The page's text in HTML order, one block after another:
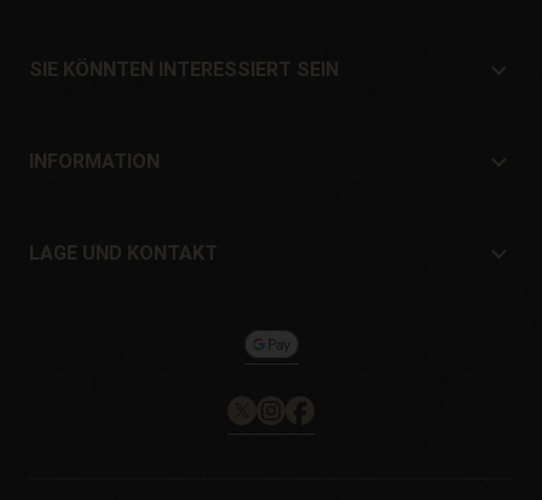
Lage und Kontakt
SIE KÖNNTEN INTERESSIERT SEIN
Angebote
INFORMATION
Garantien und Rücksendungen
LAGE UND KONTAKT
Pol. Industrial Pont del Príncep
Email: info@philosopherseeds.com